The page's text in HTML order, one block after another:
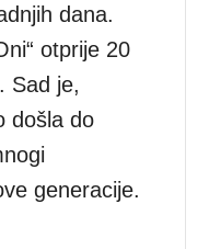
dana.
otprije 20
Sad je,
došla do
generacije.